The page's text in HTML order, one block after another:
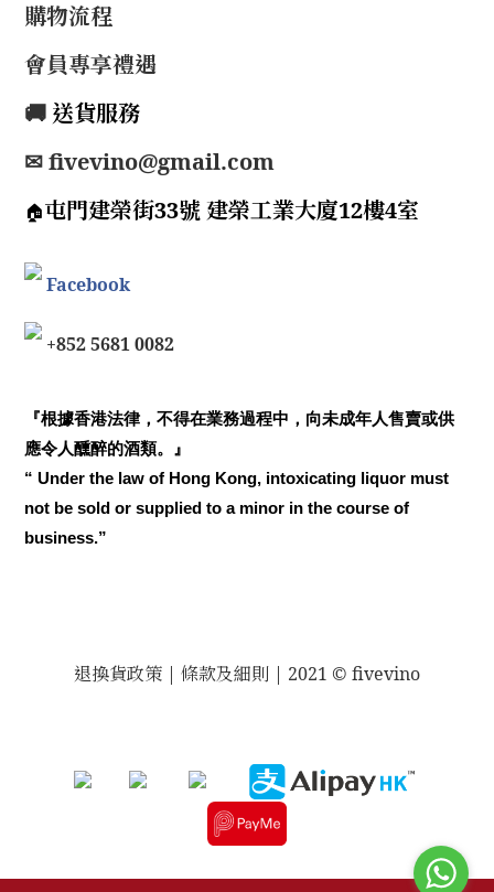
購物流程
會員專享禮遇
🚚 送貨服務
✉ fivevino@gmail.com
🏠屯門建榮街33號 建榮工業大廈12樓4室
Facebook
+852 5681 0082
『根據香港法律，不得在業務過程中，向未成年人售賣或供
應令人醺醉的酒類。』
“ Under the law of Hong Kong, intoxicating liquor must
not be sold or supplied to a minor in the course of
business.”
退換貨政策 | 條款及細則 | 2021 © fivevino